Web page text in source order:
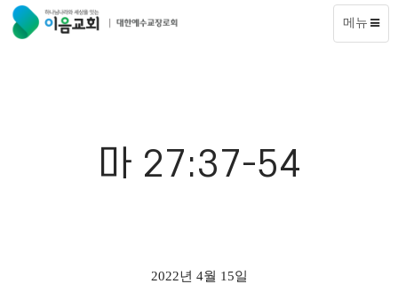
메뉴
마 27:37-54
2022년 4월 15일